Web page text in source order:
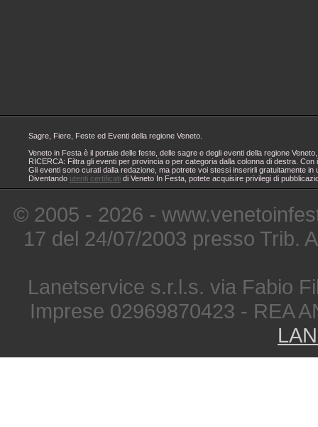
Sagre, Fiere, Feste ed Eventi della regione Veneto.
Veneto in Festa è il portale delle feste, delle sagre e degli eventi della regione
RICERCA: Filtra gli eventi per provincia o per categoria dalla colonna di destra.
Gli eventi sono curati dalla redazione, ma potrete voi stessi inserirli gratuitamente
Diventando utenti certificati di Veneto In Festa, potete acquisire privilegi di
© 2005 - 2026 -
17 del 24/07/2003 presso Trib.
Lanetservice s.r.l.s. via Fabio
Imprese 02969870423 - REA